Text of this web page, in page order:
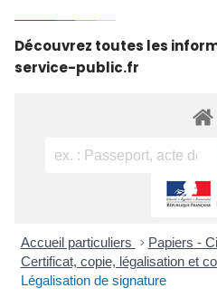
Découvrez toutes les
service-public.fr
Accueil particuliers > Papiers -
Certificat, copie, légalisation et
Légalisation de signature